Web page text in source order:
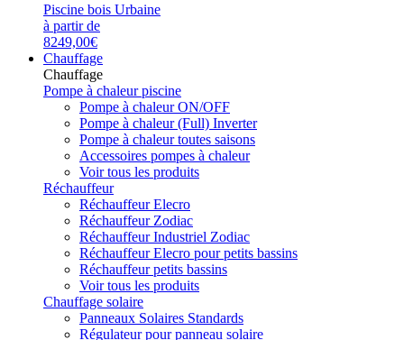
Piscine bois Urbaine
à partir de
8249,00€
Chauffage
Chauffage
Pompe à chaleur piscine
Pompe à chaleur ON/OFF
Pompe à chaleur (Full) Inverter
Pompe à chaleur toutes saisons
Accessoires pompes à chaleur
Voir tous les produits
Réchauffeur
Réchauffeur Elecro
Réchauffeur Zodiac
Réchauffeur Industriel Zodiac
Réchauffeur Elecro pour petits bassins
Réchauffeur petits bassins
Voir tous les produits
Chauffage solaire
Panneaux Solaires Standards
Régulateur pour panneau solaire